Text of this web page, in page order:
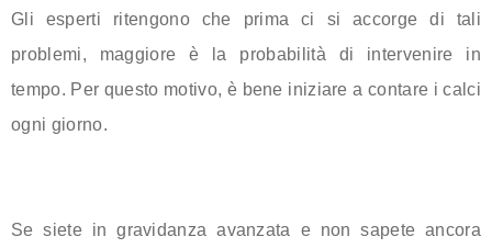
Gli esperti ritengono che prima ci si accorge di tali
problemi, maggiore è la probabilità di intervenire in
tempo. Per questo motivo, è bene iniziare a contare i calci
ogni giorno.
Se siete in gravidanza avanzata e non sapete ancora